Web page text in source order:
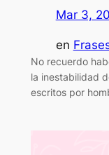
Mar 3,
en
No recuerdo
la inestabilidad
escritos por